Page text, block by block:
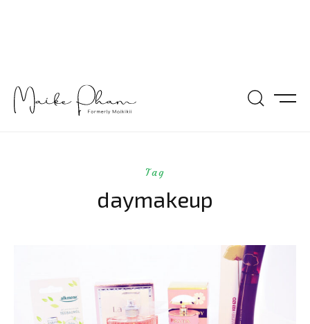
Tag
daymakeup